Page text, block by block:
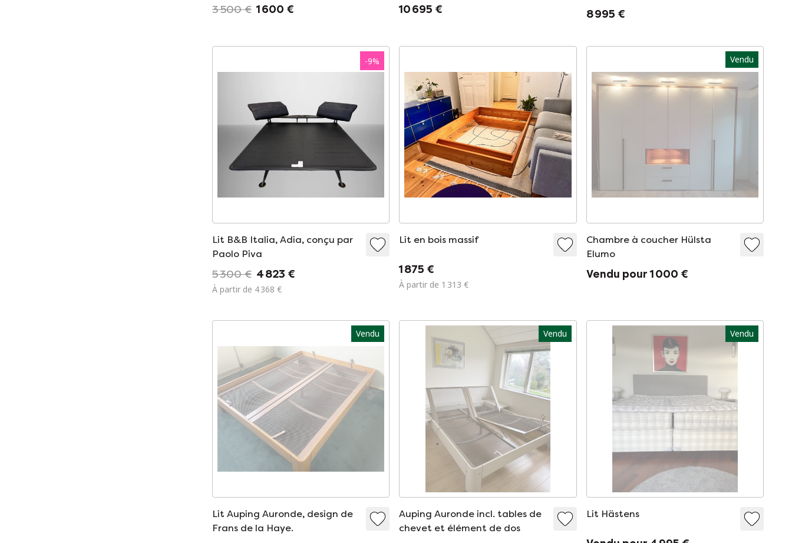
3 500 € 1 600 € 10 695 € 8 995 €
-9%
Lit B&B Italia, Adia, conçu par
Paolo Piva
5 300 € 4 823 €
À partir de 4 368 €
Lit en bois massif
1 875 €
À partir de 1 313 €
Vendu
Chambre à coucher Hülsta
Elumo
Vendu pour 1 000 €
Vendu
Lit Auping Auronde, design de
Frans de la Haye.
Vendu
Auping Auronde incl. tables de
chevet et élément de dos
Vendu
Lit Hästens